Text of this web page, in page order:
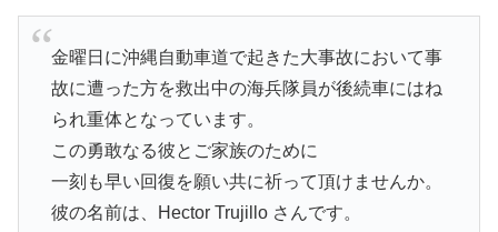
金曜日に沖縄自動車道で起きた大事故において事
故に遭った方を救出中の海兵隊員が後続車にはね
られ重体となっています。
この勇敢なる彼とご家族のために
一刻も早い回復を願い共に祈って頂けませんか。
彼の名前は、Hector Trujillo さんです。